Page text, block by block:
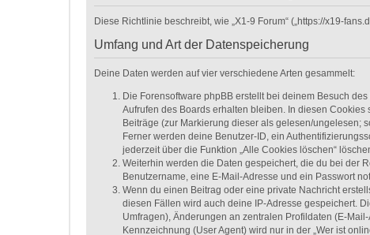
Diese Richtlinie beschreibt, wie „X1-9 Forum“ („https://x19-
Umfang und Art der Datenspeicherung
Deine Daten werden auf vier verschiedene Arten gesammelt:
Die Forensoftware phpBB erstellt bei deinem Besuch
Aufrufen des Boards erhalten bleiben. In diesen
Beiträge (zur Markierung dieser als gelesen/ungelesen;
Ferner werden deine Benutzer-ID, ein
jederzeit über die Funktion „Alle Cookies löschen“
Weiterhin werden die Daten gespeichert, die du bei der
Benutzername, eine E-Mail-Adresse und ein Passwort
Wenn du einen Beitrag oder eine private Nachricht
diesen Fällen wird auch deine IP-Adresse gespeichert.
Umfragen), Änderungen an zentralen Profildaten (E-
Kennzeichnung (User Agent) wird nur in der „Wer ist